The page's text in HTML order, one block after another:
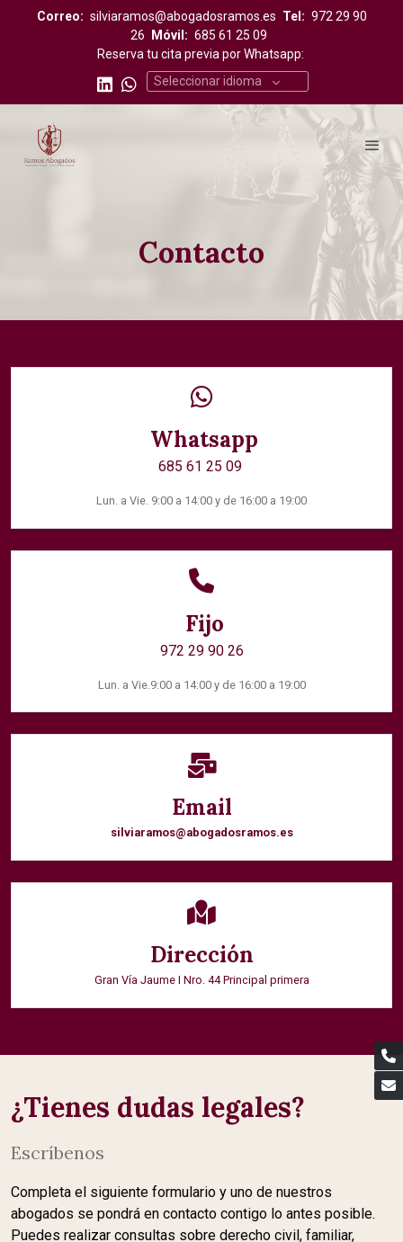
Correo: silviaramos@abogadosramos.es Tel: 972 29 90
26
Móvil: 685 61 25 09
Reserva tu cita previa por Whatsapp:
Seleccionar idioma
Contacto
Whatsapp
685 61 25 09
Lun. a Vie. 9:00 a 14:00 y de 16:00 a 19:00
Fijo
972 29 90 26
Lun. a Vie.9:00 a 14:00 y de 16:00 a 19:00
Email
silviaramos@abogadosramos.es
Dirección
Gran Vía Jaume I Nro. 44 Principal primera
¿Tienes dudas legales?
Escríbenos
Completa el siguiente formulario y uno de nuestros
abogados se pondrá en contacto contigo lo antes posible.
Puedes realizar consultas sobre derecho civil, familiar,